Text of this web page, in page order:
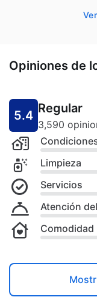
Opiniones de
5.4 Regular
3,590
Limpieza
Servicios
Atención
Comodidad